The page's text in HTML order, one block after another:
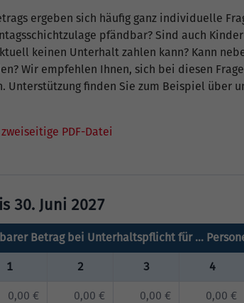
ergeben sich häufig ganz individuelle
pfändbar? Sind auch
keinen Unterhalt zahlen kann? Kann
Wir empfehlen Ihnen, sich bei diesen
Unterstützung finden Sie zum Beispiel über
PDF-Datei
30. Juni 2027
Betrag bei Unterhaltspflicht für …
1 2 3 4
0,00 € 0,00 € 0,00 € 0,00 €